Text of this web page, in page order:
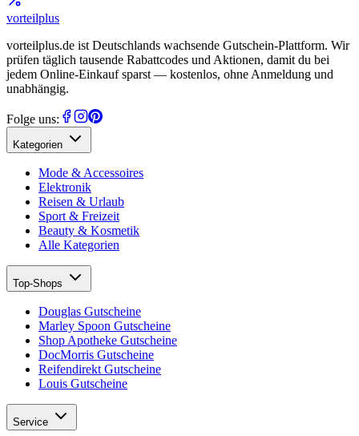
vorteilplus
vorteilplus.de ist Deutschlands wachsende Gutschein-Plattform. Wir
prüfen täglich tausende Rabattcodes und Aktionen, damit du bei
jedem Online-Einkauf sparst — kostenlos, ohne Anmeldung und
unabhängig.
Folge uns:
Kategorien
Mode & Accessoires
Elektronik
Reisen & Urlaub
Sport & Freizeit
Beauty & Kosmetik
Alle Kategorien
Top-Shops
Douglas Gutscheine
Marley Spoon Gutscheine
Shop Apotheke Gutscheine
DocMorris Gutscheine
Reifendirekt Gutscheine
Louis Gutscheine
Service